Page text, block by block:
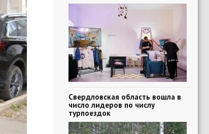
Свердловская область вошла в
число лидеров по числу
турпоездок